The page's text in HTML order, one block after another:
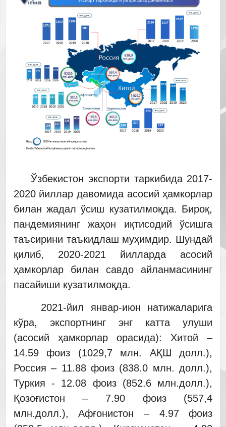
Ўзбекистон экспорти таркибида 2017-
2020 йиллар давомида асосий ҳамкорлар
билан жадал ўсиш кузатилмоқда. Бироқ,
пандемиянинг жаҳон иқтисодий ўсишга
таъсирини таъкидлаш муҳимдир. Шундай
қилиб, 2020-2021 йилларда асосий
ҳамкорлар билан савдо айланмасининг
пасайиши кузатилмоқда.
2021-йил январ-июн натижаларига
кўра, экспортнинг энг катта улуши
(асосий ҳамкорлар орасида): Хитой –
14.59 фоиз (1029,7 млн. АҚШ долл.),
Россия – 11.88 фоиз (838.0 млн. долл.),
Туркия - 12.08 фоиз (852.6 млн.долл.),
Қозоғистон – 7.90 фоиз (557,4
млн.долл.), Афғонистон – 4.97 фоиз